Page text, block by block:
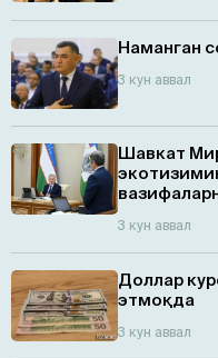
Наманган
3 кун аввал
Шавкат
3 кун аввал
Доллар
этмоқда
3 кун аввал